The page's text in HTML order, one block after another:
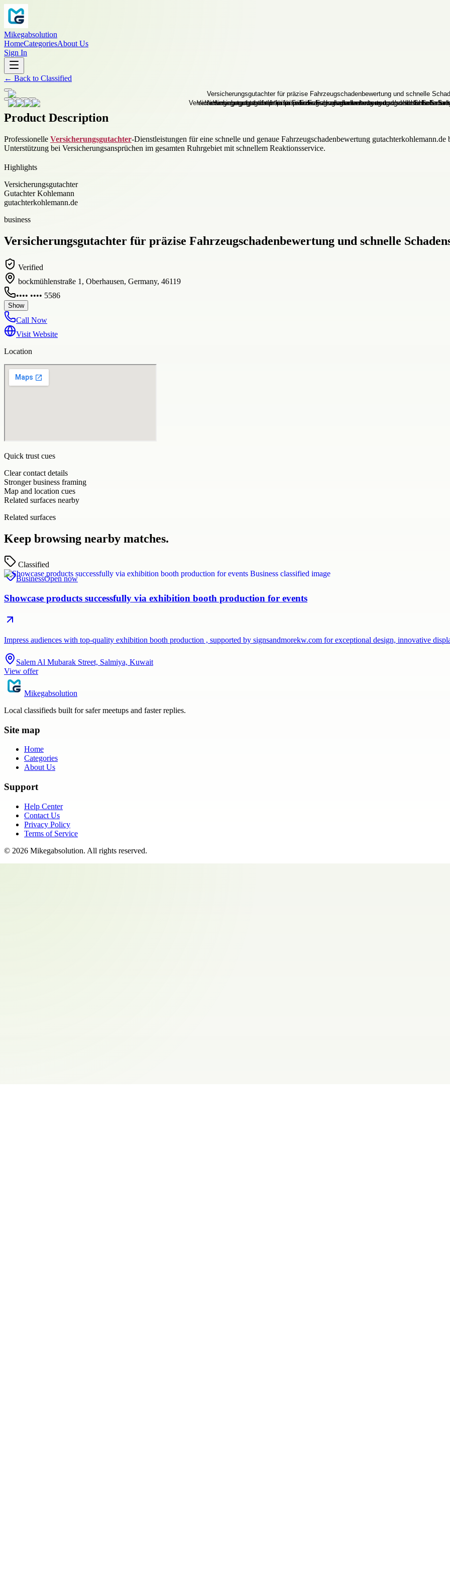
Mikegabsolution
HomeCategoriesAbout Us
Sign In
← Back to Classified
Product Description
Professionelle Versicherungsgutachter-Dienstleistungen für eine schnelle und genaue Fahrzeugschadenbewertung
Unterstützung bei Versicherungsansprüchen im gesamten Ruhrgebiet mit schnellem Reaktionsservice.
Highlights
Versicherungsgutachter
Gutachter Kohlemann
gutachterkohlemann.de
business
Versicherungsgutachter für präzise Fahrzeugschadenbewertung und schnelle
Verified
bockmühlenstraße 1, Oberhausen, Germany, 46119
•••• •••• 5586
Show
Call Now
Visit Website
Location
Quick trust cues
Clear contact details
Stronger business framing
Map and location cues
Related surfaces nearby
Related surfaces
Keep browsing nearby matches.
Classified
BusinessOpen now
Showcase products successfully via exhibition booth production for events
Impress audiences with top-quality exhibition booth production , supported by signsandmorekw.com for exceptional design, innovative
Salem Al Mubarak Street, Salmiya, Kuwait
View offer
Mikegabsolution
Local classifieds built for safer meetups and faster replies.
Site map
Home
Categories
About Us
Support
Help Center
Contact Us
Privacy Policy
Terms of Service
© 2026 Mikegabsolution. All rights reserved.